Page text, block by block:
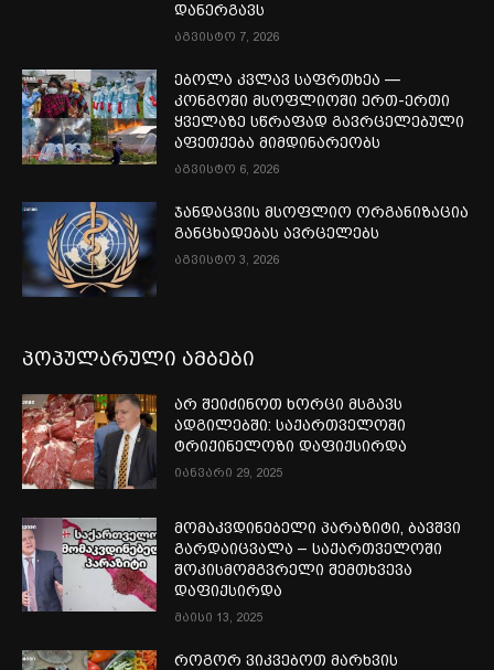
დანერგავს
აგვისტო 7, 2026
ებოლა კვლავ საფრთხეა —
კონგოში მსოფლიოში ერთ-ერთი
ყველაზე სწრაფად გავრცელებული
აფეთქება მიმდინარეობს
აგვისტო 6, 2026
ჯანდაცვის მსოფლიო ორგანიზაცია
განცხადებას ავრცელებს
აგვისტო 3, 2026
პოპულარული ამბები
არ შეიძინოთ ხორცი მსგავს
ადგილებში: საქართველოში
ტრიქინელოზი დაფიქსირდა
იანვარი 29, 2025
მომაკვდინებელი პარაზიტი, ბავშვი
გარდაიცვალა – საქართველოში
შოკისმომგვრელი შემთხვევა
დაფიქსირდა
მაისი 13, 2025
როგორ ვიკვებოთ მარხვის